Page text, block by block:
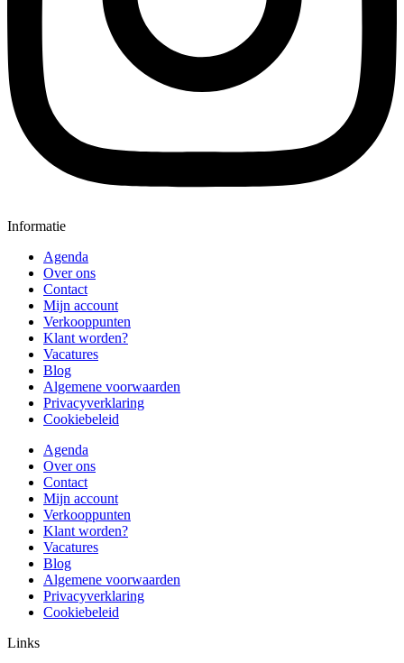
Informatie
Agenda
Over ons
Contact
Mijn account
Verkooppunten
Klant worden?
Vacatures
Blog
Algemene voorwaarden
Privacyverklaring
Cookiebeleid
Agenda
Over ons
Contact
Mijn account
Verkooppunten
Klant worden?
Vacatures
Blog
Algemene voorwaarden
Privacyverklaring
Cookiebeleid
Links